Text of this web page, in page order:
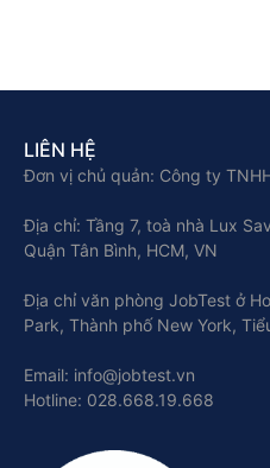
LIÊN HỆ
Đơn vị chủ quản: Công ty
Địa chỉ: Tầng 7, toà nhà Lux
Quận Tân Bình, HCM, VN
Địa chỉ văn phòng JobTest ở
Park, Thành phố New York,
Email: info@jobtest.vn
Hotline: 028.668.19.668